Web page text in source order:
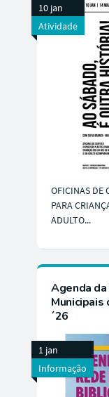
10 jan
Atividade
OFICINAS DE
PARA
ADULTO...
Agenda
Municipais
´26
1 jan
Informação